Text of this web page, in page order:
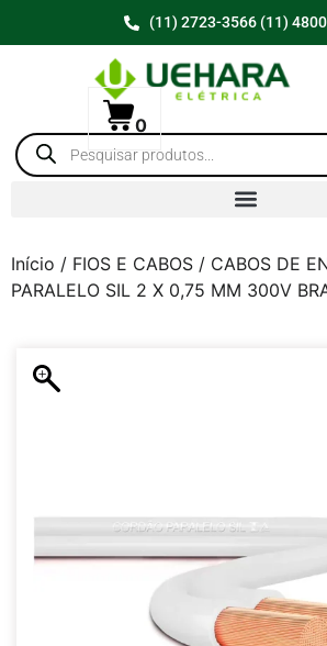
(11) 2723-3566 (11)
0
Início / FIOS E CABOS / CABOS DE
PARALELO SIL 2 X 0,75 MM 300V